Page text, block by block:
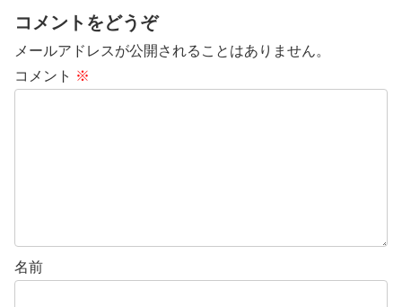
コメントをどうぞ
メールアドレスが公開されることはありません。
コメント ※
名前